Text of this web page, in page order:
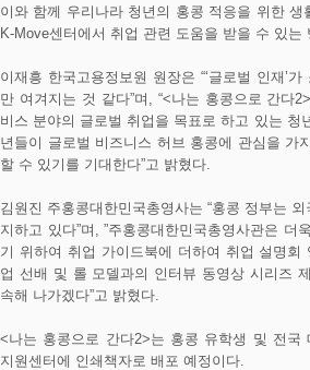
이와 함께 우리나라 청년의 홍콩 적응을 위한 생
K-Move센터에서 취업 관련 도움을 받을 수 있는
이재흥 한국고용정보원 원장은 “‘글로벌 인재’
만 여겨지는 것 같다”며, “<나는 홍콩으로 간다
비스 분야의 글로벌 취업을 목표로 하고 있는 청
년들이 글로벌 비즈니스 허브 홍콩에 관심을 가
할 수 있기를 기대한다”고 밝혔다.
김원진 주홍콩대한민국총영사는 “홍콩 정부는
지하고 있다”며, ”주홍콩대한민국총영사관은 더
기 위하여 취업 가이드북에 더하여 취업 설명회
업 선배 및 롤 모델과의 인터뷰 동영상 시리즈
속해 나가겠다”고 밝혔다.
<나는 홍콩으로 간다2>는 홍콩 유학생 및 전국
지원센터에 인쇄책자로 배포 예정이다.